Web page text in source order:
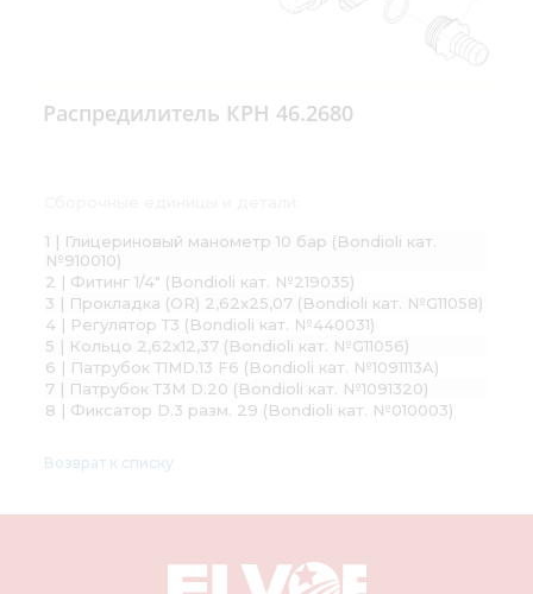
Распредилитель КРН 46.2680
1 | Глицериновый манометр 10 бар (Bondioli кат.
№910010)
2 | Фитинг 1/4" (Bondioli кат. №219035)
3 | Прокладка (OR) 2,62х25,07 (Bondioli кат. №G11058)
4 | Регулятор Т3 (Bondioli кат. №440031)
5 | Кольцо 2,62х12,37 (Bondioli кат. №G11056)
6 | Патрубок Т1MD.13 F6 (Bondioli кат. №1091113A)
7 | Патрубок Т3М D.20 (Bondioli кат. №1091320)
8 | Фиксатор D.3 разм. 29 (Bondioli кат. №010003)
Возврат к списку